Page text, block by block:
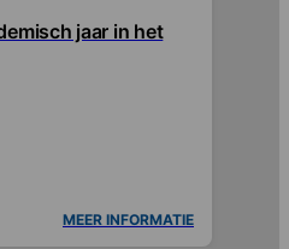
jaar in het
MEER INFORMATIE